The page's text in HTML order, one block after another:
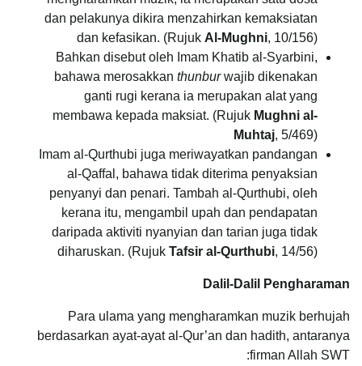
dan pelakunya dikira menzahirkan kemaksiatan
dan kefasikan. (Rujuk Al-Mughni, 10/156)
Bahkan disebut oleh Imam Khatib al-Syarbini,
bahawa merosakkan thunburwajib dikenakan
ganti rugi kerana ia merupakan alat yang
membawa kepada maksiat. (Rujuk Mughni al-
Muhtaj, 5/469)
Imam al-Qurthubi juga meriwayatkan pandangan
al-Qaffal, bahawa tidak diterima penyaksian
penyanyi dan penari. Tambah al-Qurthubi, oleh
kerana itu, mengambil upah dan pendapatan
daripada aktiviti nyanyian dan tarian juga tidak
diharuskan. (Rujuk Tafsir al-Qurthubi, 14/56)
Dalil-Dalil Pengharaman
Para ulama yang mengharamkan muzik berhujah
berdasarkan ayat-ayat al-Qur’an dan hadith, antaranya
firman Allah SWT: